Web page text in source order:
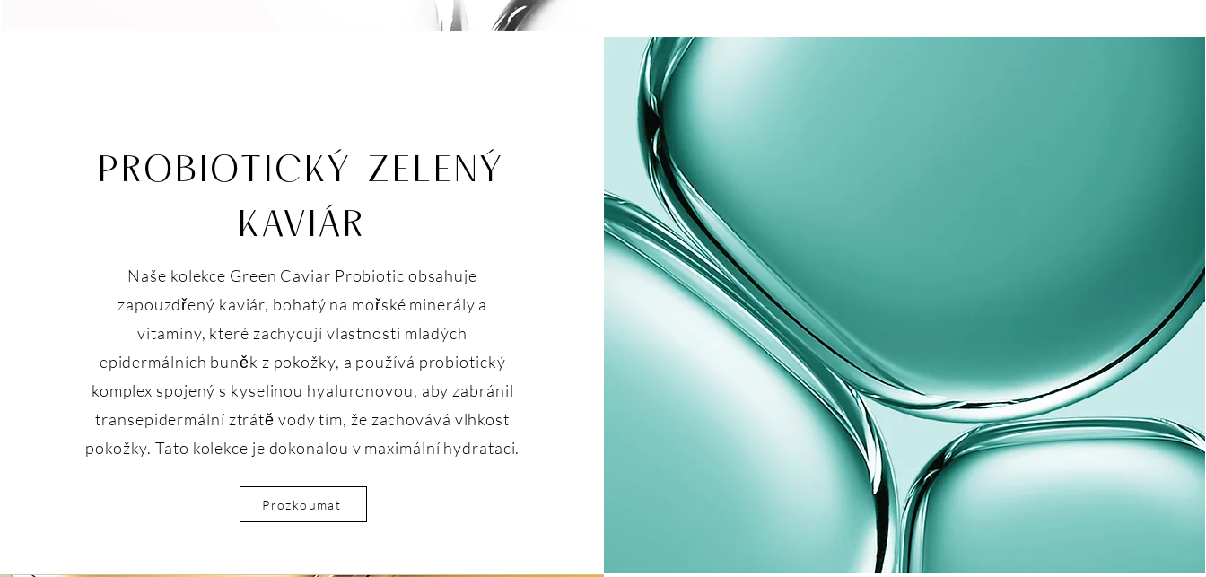
PROBIOTICKÝ ZELENÝ
KAVIÁR
Naše kolekce Green Caviar Probiotic obsahuje
zapouzdřený kaviár, bohatý na mořské minerály a
vitamíny, které zachycují vlastnosti mladých
epidermálních buněk z pokožky, a používá probiotický
komplex spojený s kyselinou hyaluronovou, aby zabránil
transepidermální ztrátě vody tím, že zachovává vlhkost
pokožky. Tato kolekce je dokonalou v maximální hydrataci.
Prozkoumat